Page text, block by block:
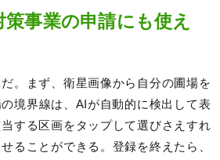
事業の申請にも使え
。まず、衛星画像から自分の圃場を
境界線は、AIが自動的に検出して表
する区画をタップして選びさえすれ
ることができる。登録を終えたら、